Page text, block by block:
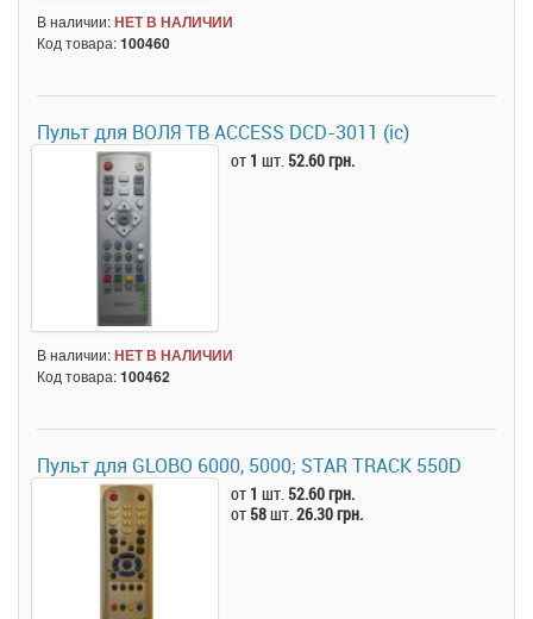
В наличии:НЕТ В НАЛИЧИИ
Код товара:100460
Пульт для ВОЛЯ ТВ ACCESS DCD-3011 (ic)
от 1 шт. 52.60 грн.
В наличии:НЕТ В НАЛИЧИИ
Код товара:100462
Пульт для GLOBO 6000, 5000; STAR TRACK 550D
от 1 шт. 52.60 грн.
от 58шт.26.30 грн.